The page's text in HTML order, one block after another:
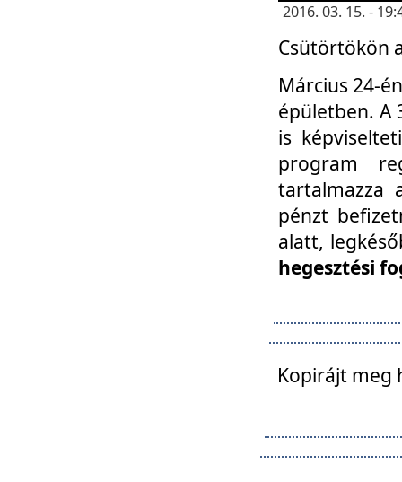
2016. 03. 15. -
Csütörtökön
Március 24-
épületben. A
is
program
tartalmazza
pénzt
alatt,
hegesztési
Kopirájt meg